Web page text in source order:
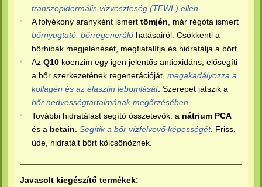
transzepidermális vízveszteség (TEWL) ellen
A folyékony aranyként ismerttömjén , már régóta ismert
bőrnyugtató, bőrregeneráló hatásairól. Csökkenti a
bőrhibák megjelenését, megfiatalítja és hidratálja a bőrt.
AzQ10 koenzim egy igen jelentős antioxidáns, elősegíti
a bőr szerkezetének regenerációját,megakadályozza a
kollagén és az elasztin lebomlását. Szerepet játszik a
bőr nedvességtartalmának megőrzésében
További hidratálást segítő összetevők: a nátrium PCA
és a betain .Segítik a bőr vízfelvevő képességét. Friss,
üde, hidratált bőrt kölcsönöznek.
Javasolt kiegészítő termékek: